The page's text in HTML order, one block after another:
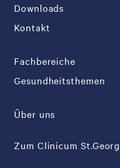
Downloads
Kontakt
Fachbereiche
Gesundheitsthemen
Über uns
Zum Clinicum St.Georg